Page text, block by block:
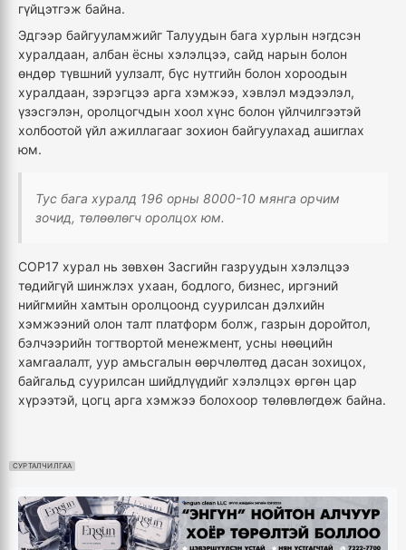
гүйцэтгэж байна.
Эдгээр байгууламжийг Талуудын бага хурлын нэгдсэн
хуралдаан, албан ёсны хэлэлцээ, сайд нарын болон
өндөр түвшний уулзалт, бүс нутгийн болон хороодын
хуралдаан, зэрэгцээ арга хэмжээ, хэвлэл мэдээлэл,
үзэсгэлэн, оролцогчдын хоол хүнс болон үйлчилгээтэй
холбоотой үйл ажиллагааг зохион байгуулахад ашиглах
юм.
Тус бага хуралд 196 орны 8000-10 мянга орчим
зочид, төлөөлөгч оролцох юм.
COP17 хурал нь зөвхөн Засгийн газруудын хэлэлцээ
төдийгүй шинжлэх ухаан, бодлого, бизнес, иргэний
нийгмийн хамтын оролцоонд суурилсан дэлхийн
хэмжээний олон талт платформ болж, газрын доройтол,
бэлчээрийн тогтвортой менежмент, усны нөөцийн
хамгаалалт, уур амьсгалын өөрчлөлтөд дасан зохицох,
байгальд суурилсан шийдлүүдийг хэлэлцэх өргөн цар
хүрээтэй, цогц арга хэмжээ болохоор төлөвлөгдөж байна.
СУРТАЛЧИЛГАА